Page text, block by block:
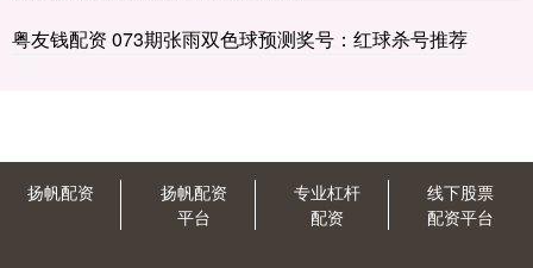
粤友钱配资 073期张雨双色球预测奖号：红球杀号推荐
扬帆配资
扬帆配资
平台
专业杠杆
配资
线下股票
配资平台